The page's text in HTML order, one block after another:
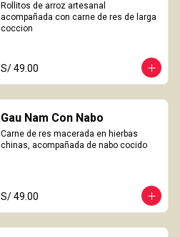
Rollitos de arroz artesanal
acompañada con carne de res de larga
coccion
S/ 49.00
Gau Nam Con Nabo
Carne de res macerada en hierbas
chinas, acompañada de nabo cocido
S/ 49.00